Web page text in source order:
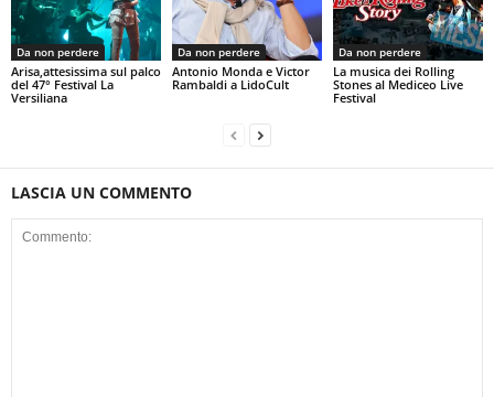
Da non perdere
Arisa,attesissima sul palco
del 47° Festival La
Versiliana
Da non perdere
Antonio Monda e Victor
Rambaldi a LidoCult
Da non perdere
La musica dei Rolling
Stones al Mediceo Live
Festival
LASCIA UN COMMENTO